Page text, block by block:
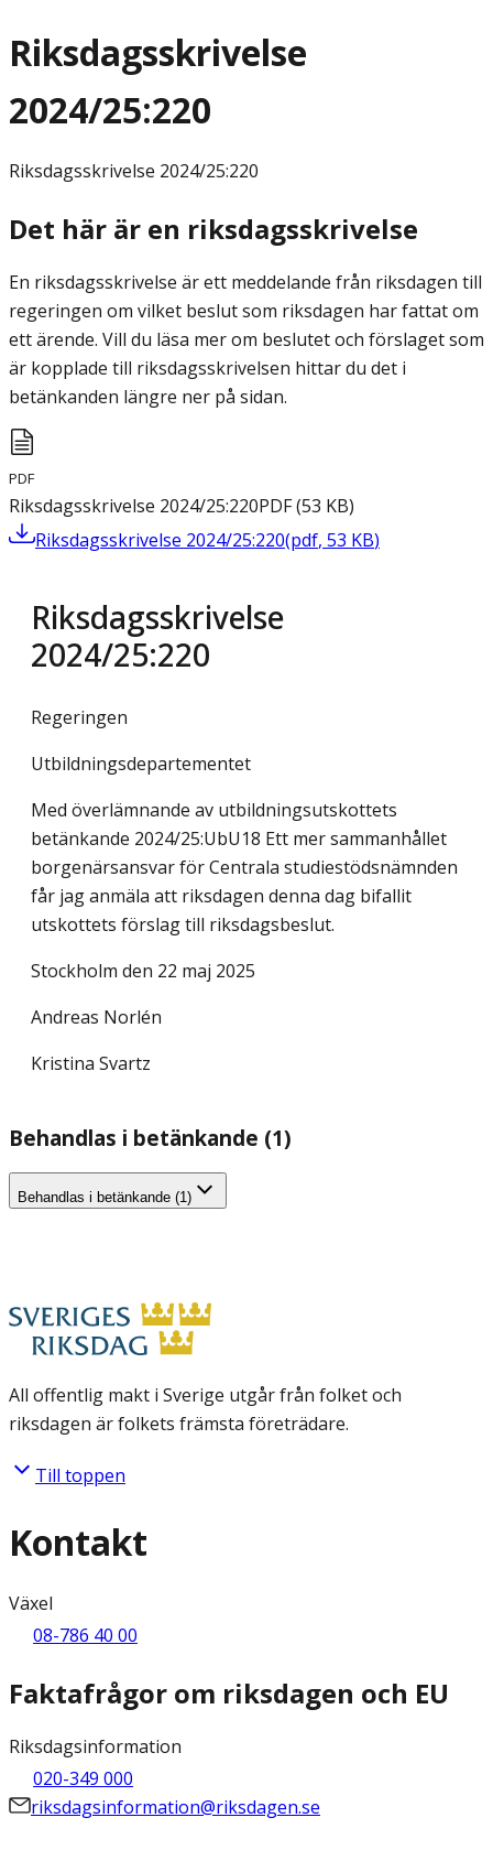
Riksdagsskrivelse
2024/25:220
Riksdagsskrivelse 2024/25:220
Det här är en riksdagsskrivelse
En riksdagsskrivelse är ett meddelande från riksdagen till
regeringen om vilket beslut som riksdagen har fattat om
ett ärende. Vill du läsa mer om beslutet och förslaget som
är kopplade till riksdagsskrivelsen hittar du det i
betänkanden längre ner på sidan.
PDF
Riksdagsskrivelse 2024/25:220PDF(53 KB)
Riksdagsskrivelse 2024/25:220(pdf, 53 KB)
Riksdagsskrivelse
2024/25:220
Regeringen
Utbildningsdepartementet
Med överlämnande av utbildningsutskottets
betänkande 2024/25:UbU18 Ett mer sammanhållet
borgenärsansvar för Centrala studiestödsnämnden
får jag anmäla att riksdagen denna dag bifallit
utskottets förslag till riksdagsbeslut.
Stockholm den 22 maj 2025
Andreas Norlén
Kristina Svartz
Behandlas i betänkande (1)
Behandlas i betänkande (1)
All offentlig makt i Sverige utgår från folket och
riksdagen är folkets främsta företrädare.
Till toppen
Kontakt
Växel
08-786 40 00
Faktafrågor om riksdagen och EU
Riksdagsinformation
020-349 000
riksdagsinformation@riksdagen.se